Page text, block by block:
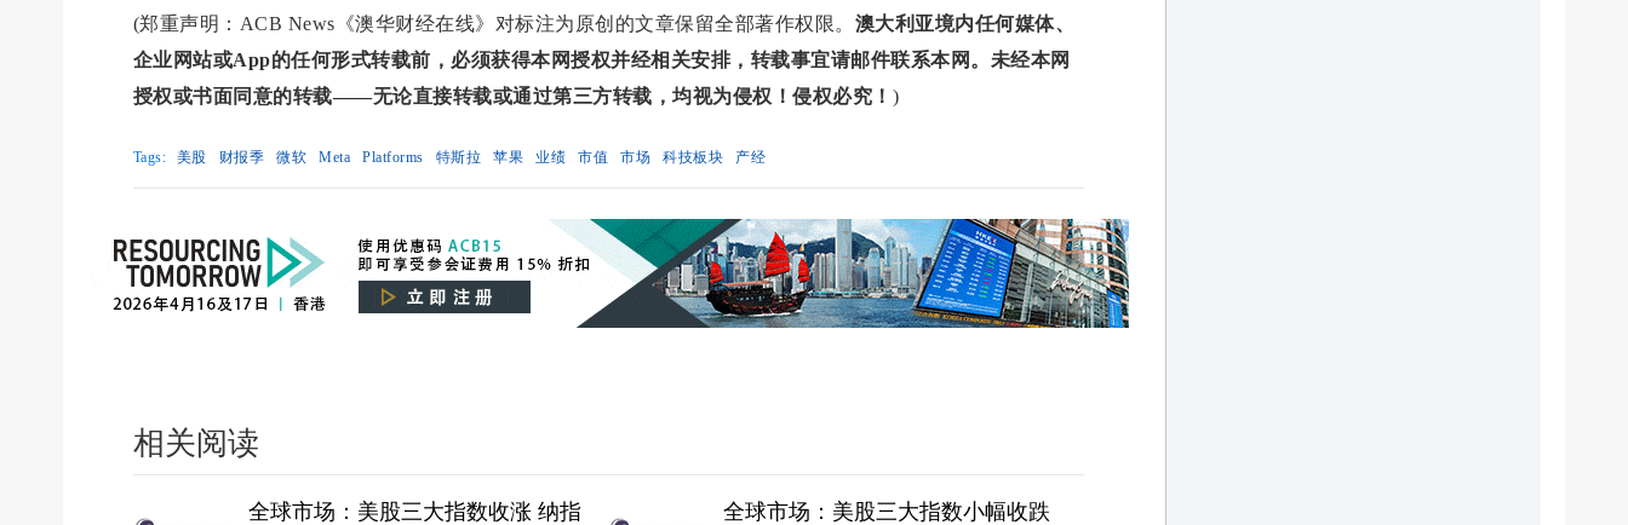
(郑重声明：ACB News《澳华财经在线》对标注为原创的文章保留全部著作权限。 澳大利亚境内任何媒体、
企业网站或App的任何形式转载前，必须获得本网授权并经相关安排，转载事宜请邮件联系本网。未经本网
授权或书面同意的转载——无论直接转载或通过第三方转载，均视为侵权！侵权必究！ )
Tags: 美股 财报季 微软 Meta Platforms 特斯拉 苹果 业绩 市值 市场 科技板块 产经
相关阅读
全球市场：美股三大指数收涨 纳指
全球市场：美股三大指数小幅收跌